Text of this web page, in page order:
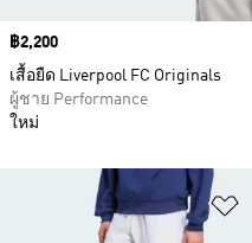
Price
฿2,200
เสื้อยืด Liverpool FC Originals
ผู้ชาย Performance
ใหม่